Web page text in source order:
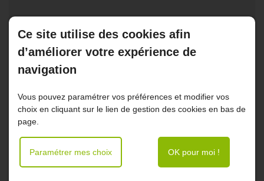
En cochant cette case, j’accepte que les données saisies
dans le formulaire ci-dessus soient utilisées par www.bien-
Ce site utilise des cookies afin
d’améliorer votre expérience de
navigation
Vous pouvez paramétrer vos préférences et modifier vos
choix en cliquant sur le lien de gestion des cookies en bas de
page.
Paramétrer mes choix OK pour moi !